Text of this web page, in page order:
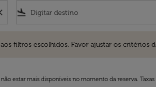
flight_land
filtros escolhidos. Favor ajustar os critérios
estar mais disponíveis no momento da reserva.